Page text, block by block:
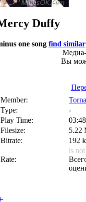
Duffy
one song find similar
Медиа-
Вы
Member:
Type:
-
Play Time:
03:48
Filesize:
5.22
Bitrate:
192
Rate:
is